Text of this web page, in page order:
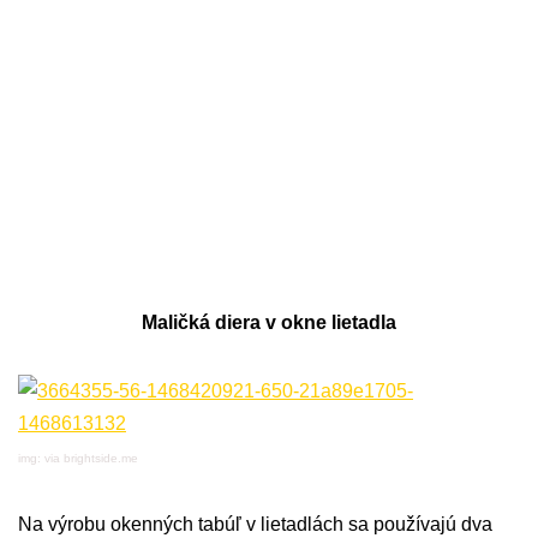
Maličká diera v okne lietadla
img: via brightside.me
Na výrobu okenných tabúľ v lietadlách sa používajú dva